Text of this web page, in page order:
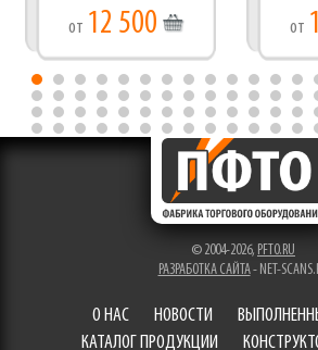
от 12 500 от
© 2004-2026, PFTO.RU
РАЗРАБОТКА САЙТА- NET-
О НАС НОВОСТИ
КАТАЛОГ ПРОДУКЦИИ